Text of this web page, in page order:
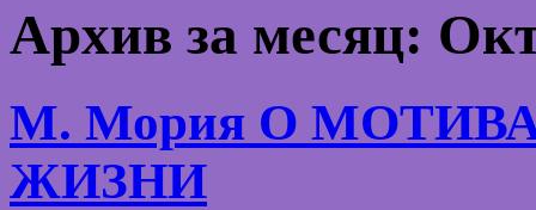
Архив за месяц:
М. Мория О
ЖИЗНИ